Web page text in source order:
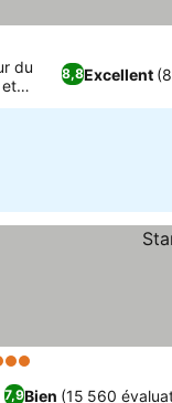
8,8Excellent
du
7,9Bien (15 560